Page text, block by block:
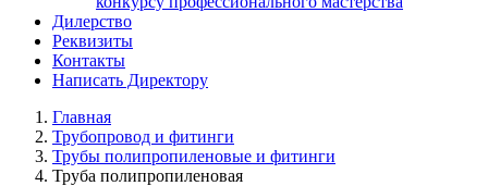
Дилерство
Реквизиты
Контакты
Написать Директору
Главная
Трубопровод и фитинги
Трубы полипропиленовые и фитинги
Труба полипропиленовая